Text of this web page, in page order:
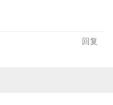
回复